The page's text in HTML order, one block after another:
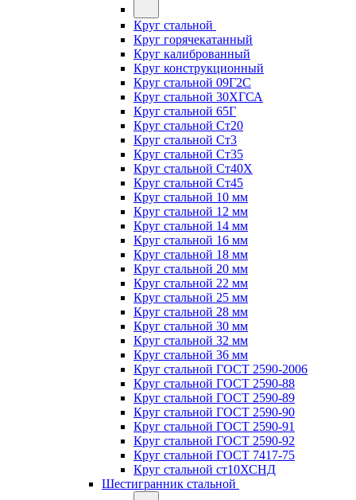
Круг стальной
Круг горячекатанный
Круг калиброванный
Круг конструкционный
Круг стальной 09Г2С
Круг стальной 30ХГСА
Круг стальной 65Г
Круг стальной Ст20
Круг стальной Ст3
Круг стальной Ст35
Круг стальной Ст40Х
Круг стальной Ст45
Круг стальной 10 мм
Круг стальной 12 мм
Круг стальной 14 мм
Круг стальной 16 мм
Круг стальной 18 мм
Круг стальной 20 мм
Круг стальной 22 мм
Круг стальной 25 мм
Круг стальной 28 мм
Круг стальной 30 мм
Круг стальной 32 мм
Круг стальной 36 мм
Круг стальной ГОСТ 2590-2006
Круг стальной ГОСТ 2590-88
Круг стальной ГОСТ 2590-89
Круг стальной ГОСТ 2590-90
Круг стальной ГОСТ 2590-91
Круг стальной ГОСТ 2590-92
Круг стальной ГОСТ 7417-75
Круг стальной ст10ХСНД
Шестигранник стальной